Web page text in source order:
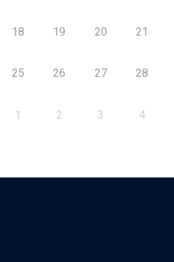
18 19 20 21
25 26 27 28
1 2 3 4